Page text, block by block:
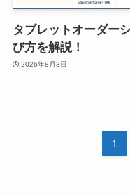
タブレットオーダー
び方を解説！
2026年8月3日
1